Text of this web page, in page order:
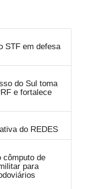
STF em defesa
do Sul toma
e fortalece
do REDES
cômputo de
para